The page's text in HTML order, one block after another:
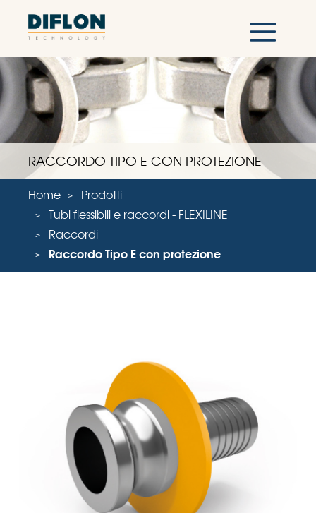
RACCORDO TIPO E CON PROTEZIONE
Home
Prodotti
Tubi flessibili e raccordi - FLEXILINE
Raccordi
Raccordo Tipo E con protezione